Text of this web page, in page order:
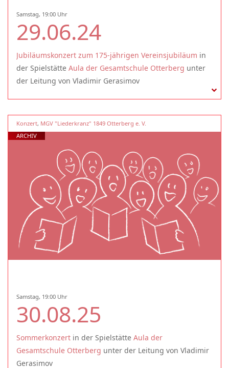
Samstag, 19:00 Uhr
29.06.24
Jubiläumskonzert zum 175-jährigen Vereinsjubiläum in
der Spielstätte Aula der Gesamtschule Otterberg unter
der Leitung von Vladimir Gerasimov
Konzert, MGV "Liederkranz" 1849 Otterberg e. V.
ARCHIV
Samstag, 19:00 Uhr
30.08.25
Sommerkonzert in der Spielstätte Aula der
Gesamtschule Otterberg unter der Leitung von Vladimir
Gerasimov